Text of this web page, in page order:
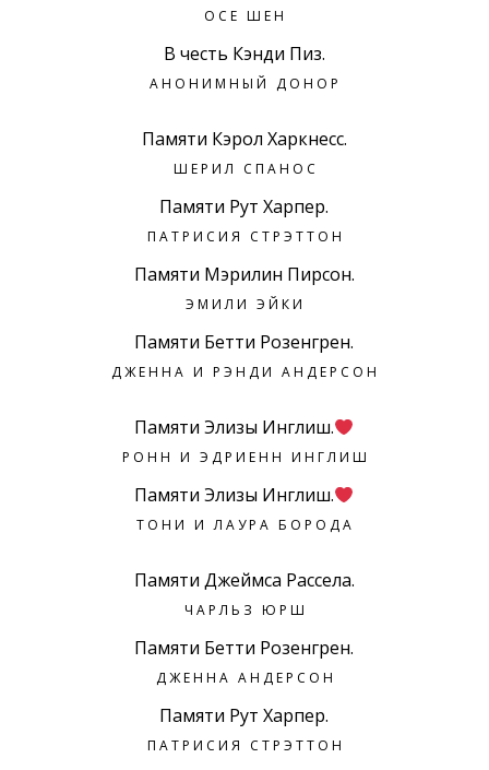
ОСЕ ШЕН
В честь Кэнди Пиз.
АНОНИМНЫЙ ДОНОР
Памяти Кэрол Харкнесс.
ШЕРИЛ СПАНОС
Памяти Рут Харпер.
ПАТРИСИЯ СТРЭТТОН
Памяти Мэрилин Пирсон.
ЭМИЛИ ЭЙКИ
Памяти Бетти Розенгрен.
ДЖЕННА И РЭНДИ АНДЕРСОН
Памяти Элизы Инглиш.
РОНН И ЭДРИЕНН ИНГЛИШ
Памяти Элизы Инглиш.
ТОНИ И ЛАУРА БОРОДА
Памяти Джеймса Рассела.
ЧАРЛЬЗ ЮРШ
Памяти Бетти Розенгрен.
ДЖЕННА АНДЕРСОН
Памяти Рут Харпер.
ПАТРИСИЯ СТРЭТТОН